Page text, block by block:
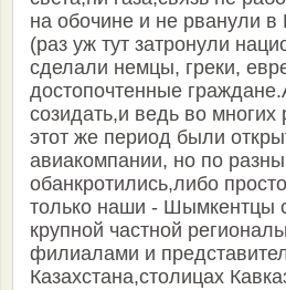
на обочине и не рванули
(раз уж тут затронули
сделали немцы, греки,
достопочтенные
созидать,и ведь во многих
этот же период были
авиакомпании, но по
обанкротились,либо
только наши - Шымкентцы
крупной частной
филиалами и
Казахстана,столицах